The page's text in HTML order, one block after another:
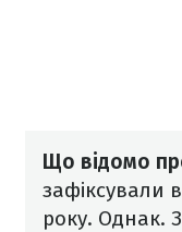
Що відомо
зафіксували
року. Однак.